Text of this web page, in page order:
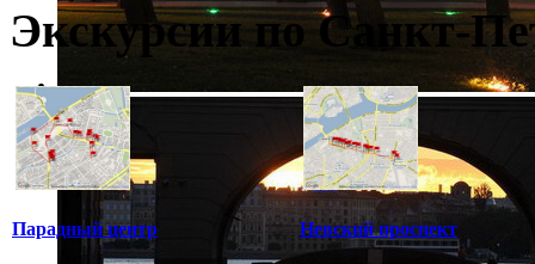
Экскурсии по Санкт-
Парадный центр Невский проспект